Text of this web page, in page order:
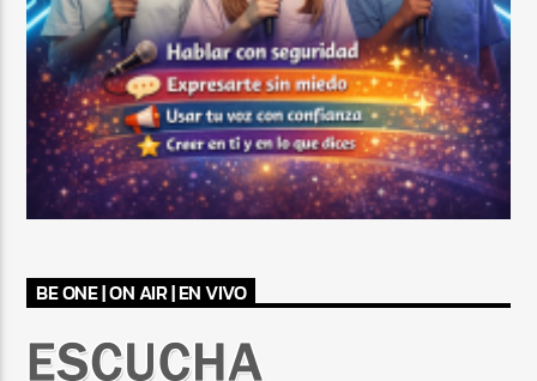
BE ONE | ON AIR | EN VIVO